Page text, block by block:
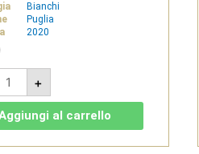
Bianchi
Puglia
2020
+
al carrello